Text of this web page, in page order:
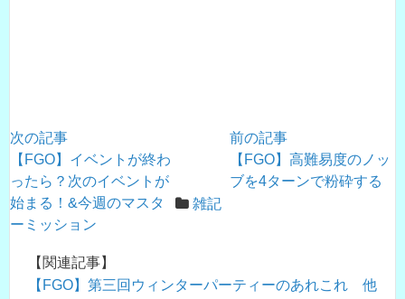
前の記事
【FGO】高難易度のノッ
ブを4ターンで粉砕する
次の記事
【FGO】イベントが終わ
ったら？次のイベントが
始まる！&今週のマスタ
ーミッション
雑記
【関連記事】
【FGO】第三回ウィンターパーティーのあれこれ 他